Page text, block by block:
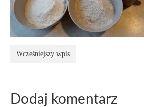
Wcześniejszy wpis
Dodaj komentarz